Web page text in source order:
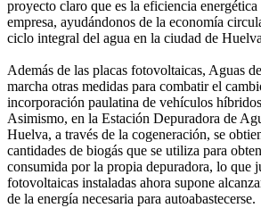
proyecto claro que es la eficiencia energética
empresa, ayudándonos de la economía
ciclo integral del agua en la ciudad de
Además de las placas fotovoltaicas, Aguas
marcha otras medidas para combatir el
incorporación paulatina de vehículos
Asimismo, en la Estación Depuradora de
Huelva, a través de la cogeneración, se
cantidades de biogás que se utiliza para
consumida por la propia depuradora, lo que
fotovoltaicas instaladas ahora supone
de la energía necesaria para autoabastecerse.